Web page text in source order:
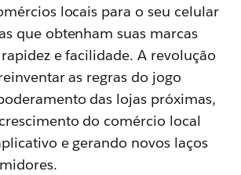
locais para o seu celular
que obtenham suas marcas
e facilidade. A revolução
as regras do jogo
das lojas próximas,
do comércio local
e gerando novos laços